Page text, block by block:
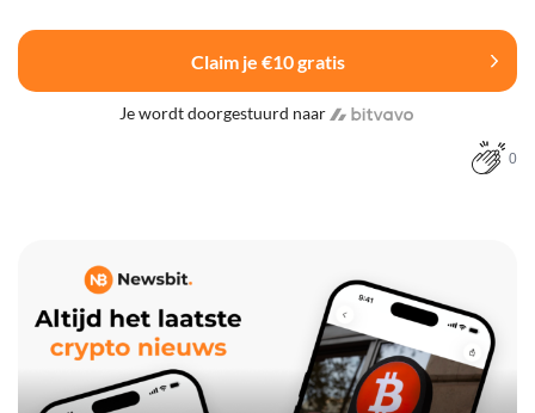
Claim je €10 gratis
Je wordt doorgestuurd naar
0